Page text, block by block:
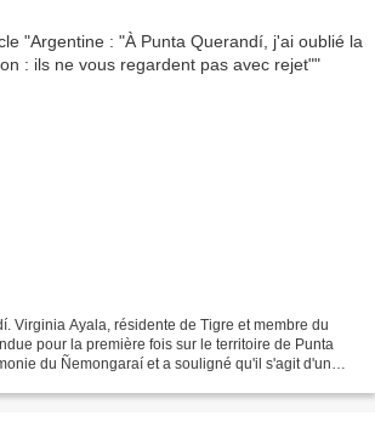
Virginia Ayala, résidente de Tigre et membre du
pour la première fois sur le territoire de Punta
du Ñemongaraí et a souligné qu'il s'agit d'un